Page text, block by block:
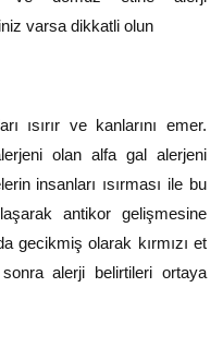
varsa dikkatli olun
ısırır ve kanlarını emer.
olan alfa gal alerjeni
insanları ısırması ile bu
antikor gelişmesine
gecikmiş olarak kırmızı et
alerji belirtileri ortaya